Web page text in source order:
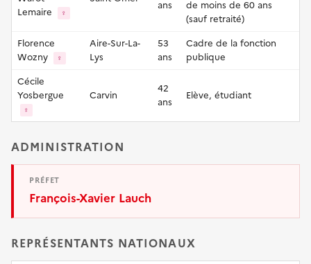
Lemaire
♀
ans
de moins de 60 ans
(sauf retraité)
Florence
Wozny
♀
Aire-Sur-La-
Lys
53
ans
Cadre de la fonction
publique
Cécile
Yosbergue
♀
Carvin
42
ans
Elève, étudiant
ADMINISTRATION
PRÉFET
François-Xavier Lauch
REPRÉSENTANTS NATIONAUX